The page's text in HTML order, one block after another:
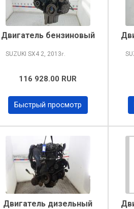
Двигатель бензиновый
SUZUKI SX4 2, 2013г.
116 928.00 RUR
Быстрый просмотр
Двигатель дизельный